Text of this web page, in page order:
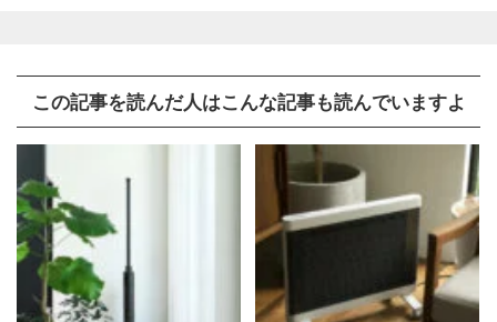
この記事を読んだ人はこんな記事も読んでいますよ